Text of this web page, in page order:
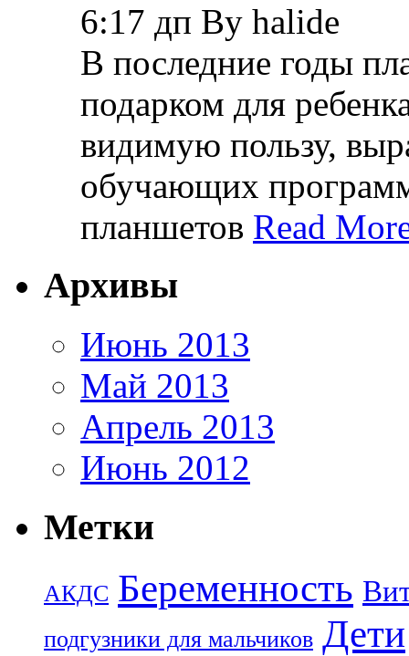
6:17 дп By halide
В последние годы
подарком для
видимую пользу,
обучающих
планшетов Read
Архивы
Июнь 2013
Май 2013
Апрель 2013
Июнь 2012
Метки
АКДС Беременность
подгузники для мальчиков Дети